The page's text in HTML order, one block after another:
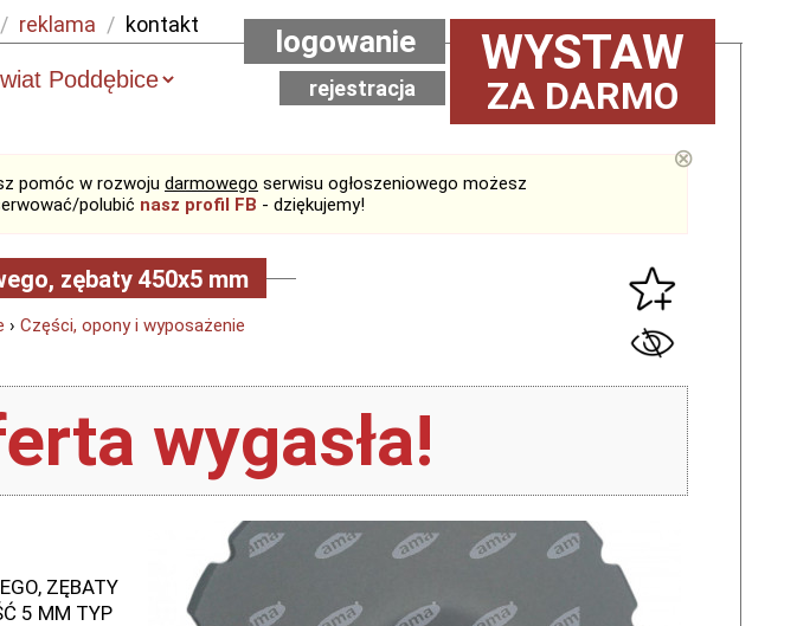
/ reklama / kontakt WYSTAW
ZA DARMO
logowanie
rejestracja
pomóc w rozwoju darmowego serwisu ogłoszeniowego możesz
polubić nasz profil FB - dziękujemy!
⊗
zębaty 450x5 mm
› Części, opony i wyposażenie
wygasła!
ZĘBATY
5 MM TYP